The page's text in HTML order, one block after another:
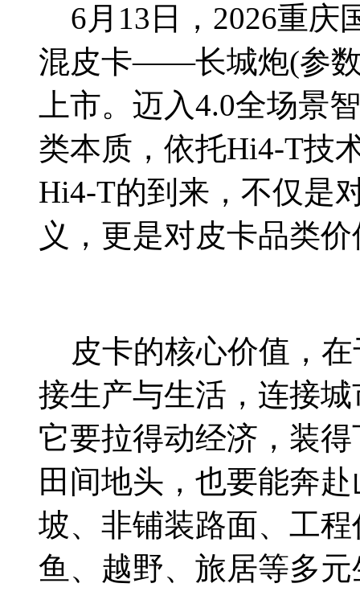
6月13日，2026重庆
混皮卡——长城炮(参数
上市。迈入4.0全场景
类本质，依托Hi4-T技
Hi4-T的到来，不仅是
义，更是对皮卡品类
皮卡的核心价值，在
接生产与生活，连接
它要拉得动经济，装
田间地头，也要能奔
坡、非铺装路面、工
鱼、越野、旅居等多